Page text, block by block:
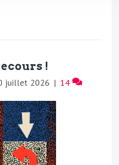
!
juillet 2026 | 14